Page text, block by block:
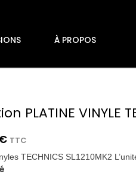
À PROPOS
PLATINE VINYLE
TTC
TECHNICS SL1210MK2